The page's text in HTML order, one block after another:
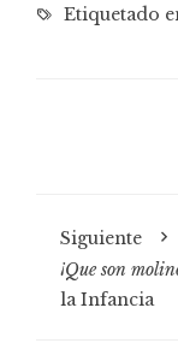
Etiquetado
Siguiente
¡Que son
la Infancia